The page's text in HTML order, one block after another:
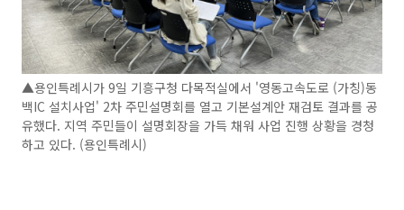
▲용인특례시가 9일 기흥구청 다목적실에서 '영동고속도로 (가칭)동
백IC 설치사업' 2차 주민설명회를 열고 기본설계안 재검토 결과를 공
유했다. 지역 주민들이 설명회장을 가득 채워 사업 진행 상황을 경청
하고 있다. (용인특례시)